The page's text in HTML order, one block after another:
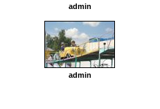
admin
admin